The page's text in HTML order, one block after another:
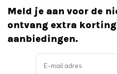
Meld je aan voor de
ontvang extra
aanbiedingen.